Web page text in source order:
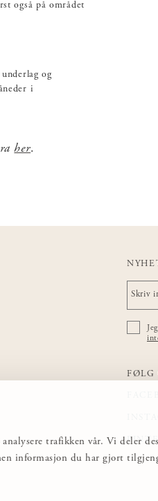
trafikken vår. Vi deler
informasjon du har gjort
også på området
og
i
her.
FØLG